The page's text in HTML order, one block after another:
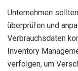
Unternehmen
überprüfen und
Verbrauchsdaten
Inventory
verfolgen, um